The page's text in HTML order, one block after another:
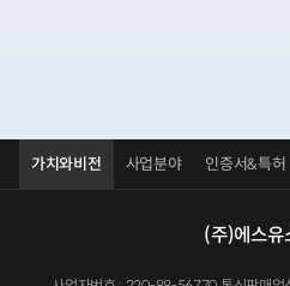
가치와비전 사업분야 인증서&특허
(주)에스유